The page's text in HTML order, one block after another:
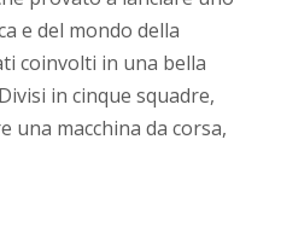
e del mondo della
coinvolti in una bella
in cinque squadre,
una macchina da corsa,